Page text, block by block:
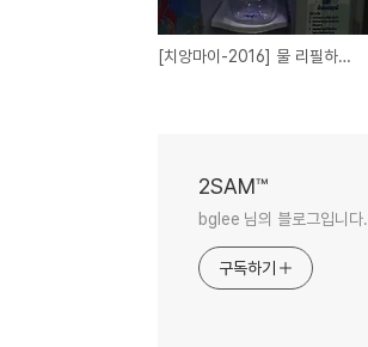
[치앙마이-2016] 물 리필하기 [Day14](02FEB16)
2SAM™
bglee 님의 블로그입니다.
구독하기